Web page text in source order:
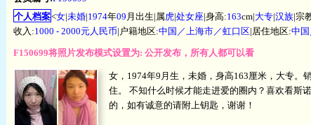
个人档案<女|未婚|1974年09 月出生|属虎|处女座|身高:163cm|大专|汉族|宗
收入:1000 - 2000元人民币|户籍地区:中国／上海市／虹口区|居住地区:中
F150699将照片发布模式设置为: 公开发布，所有人都可以看
女，1974年9月生，未婚，身高163厘米，大专。
住。 不知什么时候才能走进爱的圈内？喜欢看斯
的，如有诚意的请附上钥匙，谢谢！